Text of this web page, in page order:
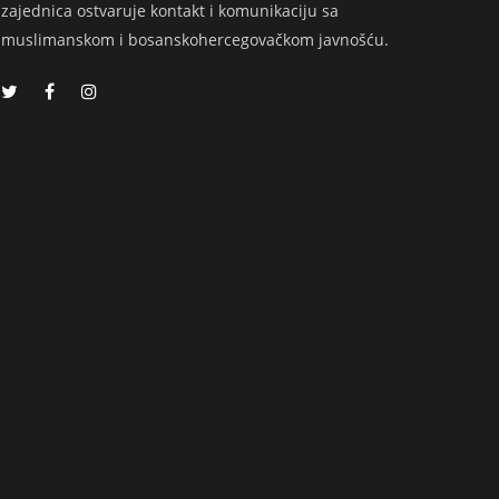
zajednica ostvaruje kontakt i komunikaciju sa
muslimanskom i bosanskohercegovačkom javnošću.